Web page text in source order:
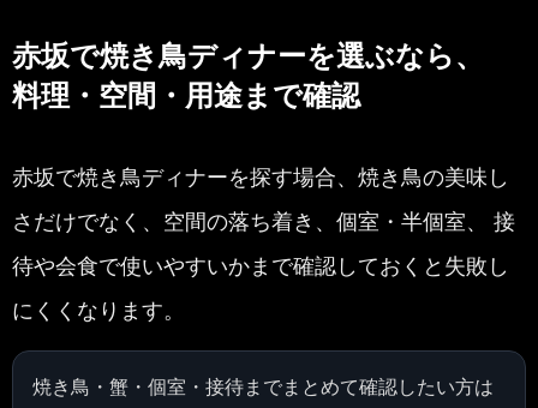
赤坂で焼き鳥ディナーを選ぶなら、
料理・空間・用途まで確認
赤坂で焼き鳥ディナーを探す場合、焼き鳥の美味し
さだけでなく、空間の落ち着き、個室・半個室、 接
待や会食で使いやすいかまで確認しておくと失敗し
にくくなります。
焼き鳥・蟹・個室・接待までまとめて確認したい方は